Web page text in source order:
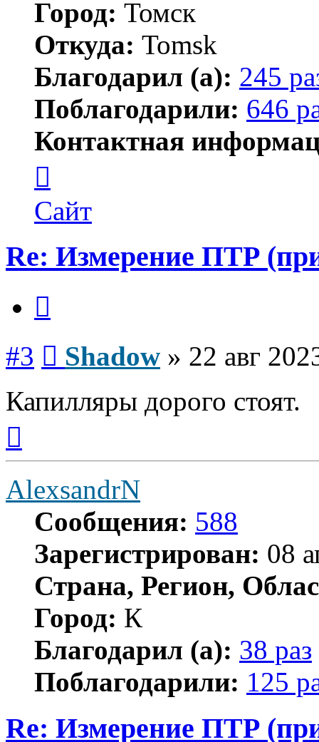
Город: Томск
Откуда: Tomsk
Благодарил (а): 245
Поблагодарили: 646
Контактная
пользователя
Shadow
Сайт
Re: Измерение ПТР
#3 Shadow » 22 авг
Капилляры дорого стоят.
началу
AlexsandrN
Сообщения: 588
Зарегистрирован: 08
Страна, Регион,
Город: К
Благодарил (а): 38 раз
Поблагодарили: 125
Re: Измерение ПТР